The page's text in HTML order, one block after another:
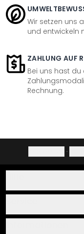
Wir setzen uns
und entwickeln
ZAHLUNG AUF
Bei uns hast
Rechnung.
·
Über uns